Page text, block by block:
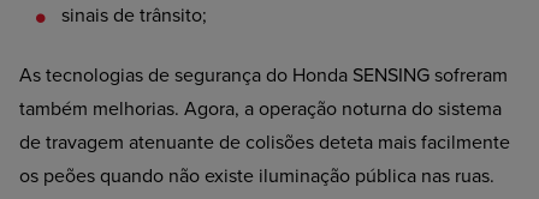
sinais de trânsito;
As tecnologias de segurança do Honda SENSING sofreram
também melhorias. Agora, a operação noturna do sistema
de travagem atenuante de colisões deteta mais facilmente
os peões quando não existe iluminação pública nas ruas.